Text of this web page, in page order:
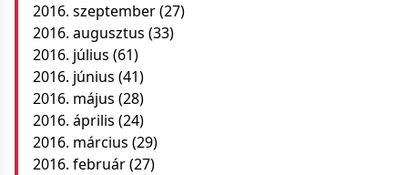
2016. szeptember(27)
2016. augusztus (33)
2016. július (61)
2016. június (41)
2016. május (28)
2016. április (24)
2016. március (29)
2016. február(27)